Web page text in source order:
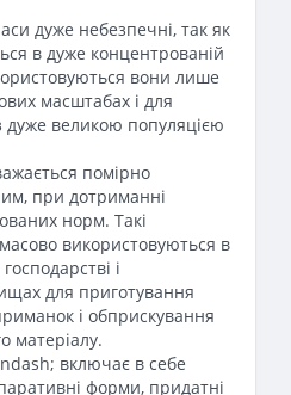
дуже небезпечні, так як
в дуже концентрованій
вони лише
масштабах і для
дуже великою популяцією
помірно
при дотриманні
норм. Такі
використовуються в
і
для приготування
і обприскування
матеріалу.
включає в себе
форми, придатні